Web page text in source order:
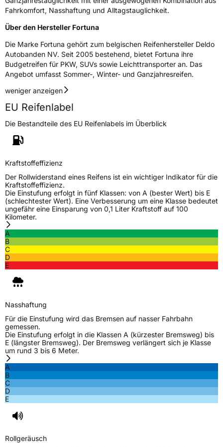
EPREL ID2036175
HerstellerkontaktDeldo Autobanden NV, Essensteenweg 113
2930 Brasschaat, compliance@deldo.com
Fahrkomfort, Nasshaftung und Alltagstauglichkeit.
Über den Hersteller Fortuna
Die Marke Fortuna gehört zum belgischen Reifenhersteller Deldo
Autobanden NV. Seit 2005 bestehend, bietet Fortuna ihre
Budgetreifen für PKW, SUVs sowie Leichttransporter an. Das
Angebot umfasst Sommer-, Winter- und Ganzjahresreifen.
weniger anzeigen
EU Reifenlabel
Die Bestandteile des EU Reifenlabels im Überblick
Kraftstoffeffizienz
Der Rollwiderstand eines Reifens ist ein wichtiger Indikator für die
Kraftstoffeffizienz.
Die Einstufung erfolgt in fünf Klassen: von A (bester Wert) bis E
(schlechtester Wert). Eine Verbesserung um eine Klasse bedeutet
ungefähr eine Einsparung von 0,1 Liter Kraftstoff auf 100
Kilometer.
A
B
C
D
E
Nasshaftung
Für die Einstufung wird das Bremsen auf nasser Fahrbahn
gemessen.
Die Einstufung erfolgt in die Klassen A (kürzester Bremsweg) bis
E (längster Bremsweg). Der Bremsweg verlängert sich je Klasse
um rund 3 bis 6 Meter.
A
B
C
D
E
Rollgeräusch